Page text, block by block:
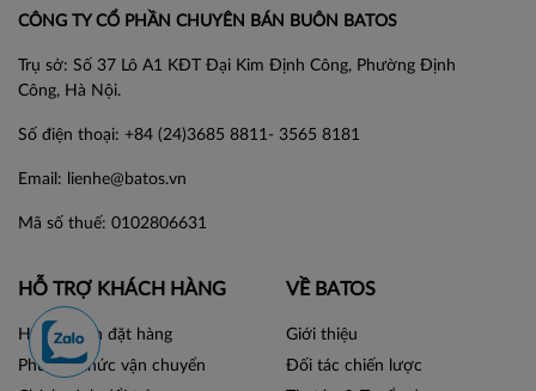
CÔNG TY CỔ PHẦN CHUYÊN BÁN BUÔN BATOS
Trụ sở: Số 37 Lô A1 KĐT Đại Kim Định Công, Phường Định
Công, Hà Nội.
Số điện thoại: +84 (24)3685 8811- 3565 8181
Email: lienhe@batos.vn
Mã số thuế: 0102806631
HỖ TRỢ KHÁCH HÀNG
Hướng dẫn đặt hàng
Phương thức vận chuyển
VỀ BATOS
Giới thiệu
Đối tác chiến lược